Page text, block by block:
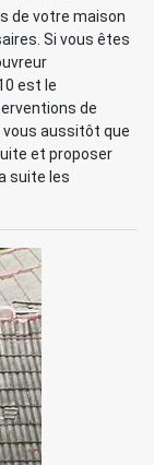
de votre maison
Si vous êtes
est le
de
vous aussitôt que
et proposer
suite les